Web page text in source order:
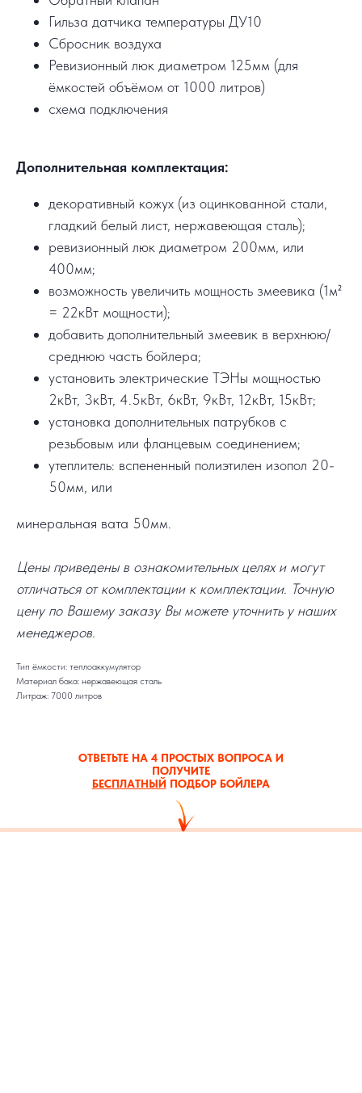
Гильза датчика температуры ДУ10
Сбросник воздуха
Ревизионный люк диаметром 125мм (для
ёмкостей объёмом от 1000 литров)
схема подключения
Дополнительная комплектация:
декоративный кожух (из оцинкованной стали,
гладкий белый лист, нержавеющая сталь);
ревизионный люк диаметром 200мм, или
400мм;
возможность увеличить мощность змеевика (1м²
= 22кВт мощности);
добавить дополнительный змеевик в верхнюю/
среднюю часть бойлера;
установить электрические ТЭНы мощностью
2кВт, 3кВт, 4.5кВт, 6кВт, 9кВт, 12кВт, 15кВт;
установка дополнительных патрубков с
резьбовым или фланцевым соединением;
утеплитель: вспененный полиэтилен изопол 20-
50мм, или
минеральная вата 50мм.
Цены приведены в ознакомительных целях и могут
отличаться от комплектации к комплектации. Точную
цену по Вашему заказу Вы можете уточнить у наших
менеджеров.
Тип ёмкости: теплоаккумулятор
Материал бака: нержавеющая сталь
Литраж: 7000 литров
ОТВЕТЬТЕ НА 4 ПРОСТЫХ ВОПРОСА И
ПОЛУЧИТЕ
БЕСПЛАТНЫЙ ПОДБОР БОЙЛЕРА